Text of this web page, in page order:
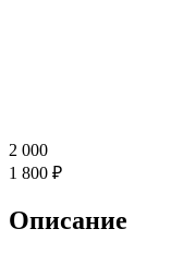
2 000
1 800 ₽
Описание